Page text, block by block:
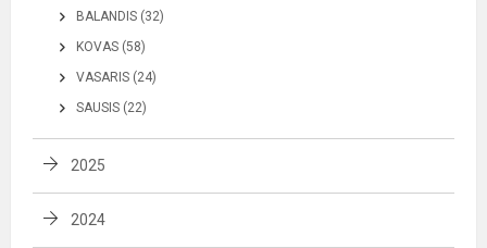
BALANDIS (32)
KOVAS (58)
VASARIS (24)
SAUSIS (22)
2025
2024